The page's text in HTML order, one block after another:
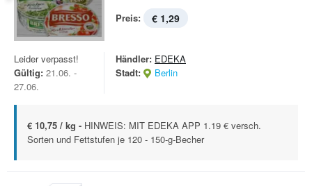
Preis: € 1,29
Leider verpasst!
Gültig: 21.06. -
27.06.
Händler: EDEKA
Stadt:
Berlin
€ 10,75 / kg - HINWEIS: MIT EDEKA APP 1.19 € versch.
Sorten und Fettstufen je 120 - 150-g-Becher